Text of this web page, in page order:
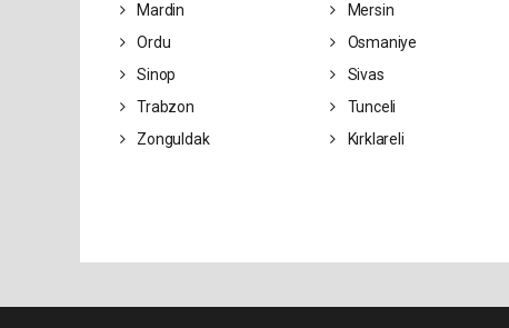
Mardin
Mersin
Ordu
Osmaniye
Sinop
Sivas
Trabzon
Tunceli
Zonguldak
Kırklareli